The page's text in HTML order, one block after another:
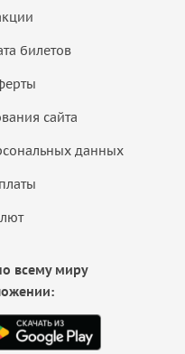
билетов
сайта
данных
всему миру